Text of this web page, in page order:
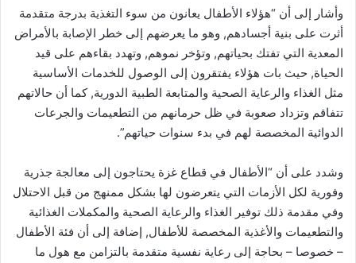
وأشار إلى أن “هؤلاء الأطفال يعانون من سوء التغذية بدرجة متقدمة
أثرت على بنية أجسادهم, وهو ما يعرضهم إلى خطر الإصابة بالأمراض
المعدية التي تفتك بحياتهم, وتؤخر نموهم, وتهدد بقاءهم على قيد
الحياة, حيث بات هؤلاء يفتقرون إلى الوصول للخدمات الأساسية
مثل الغذاء والرعاية الصحية والمتابعة الطبية الدورية, كما أن حالاتهم
تتفاقم وتزداد صعوبة في ظل حرمانهم من التطعيمات والجرعات
الدوائية المخصصة لهم في بدء سنوات حياتهم”.
وشدد على أن “الأطفال في قطاع غزة يحتاجون إلى معالجة جذرية
وفورية لكل الأزمات التي يتعرضون لها بشكل ممنهج من قبل الاحتلال
وفي مقدمة ذلك توفير الغذاء والرعاية الصحية والمكملات الغذائية
والتطعيمات والأغذية المخصصة للأطفال, إضافة إلى أن فئة الأطفال
– خصوصا – بحاجة إلى رعاية نفسية متقدمة بالتزامن مع هول ما